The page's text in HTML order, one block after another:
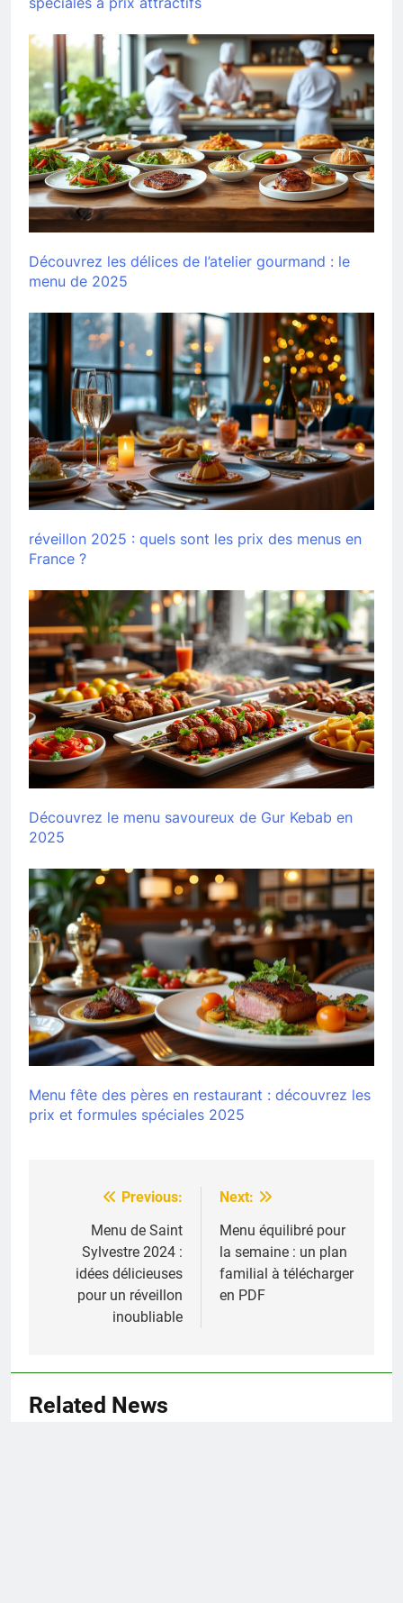
Découvrez les délices de l’atelier gourmand : le
menu de 2025
réveillon 2025 : quels sont les prix des menus en
France ?
Découvrez le menu savoureux de Gur Kebab en
2025
Menu fête des pères en restaurant : découvrez les
prix et formules spéciales 2025
Navigation
l’article
Previous:
Menu de Saint
Sylvestre 2024 :
idées délicieuses
pour un réveillon
inoubliable
Next:
Menu équilibré pour
la semaine : un plan
familial à télécharger
en PDF
Related News